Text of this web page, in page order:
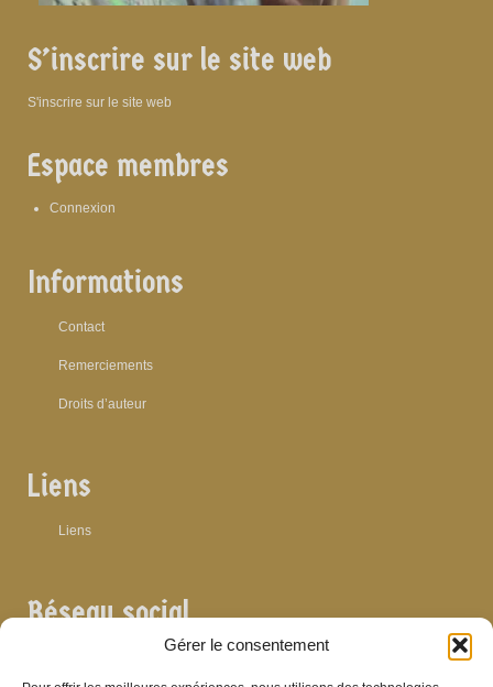
Gérer le consentement
S’inscrire sur le site web
S'inscrire sur le site web
Espace membres
Connexion
Informations
Contact
Remerciements
Droits d’auteur
Liens
Liens
Réseau social